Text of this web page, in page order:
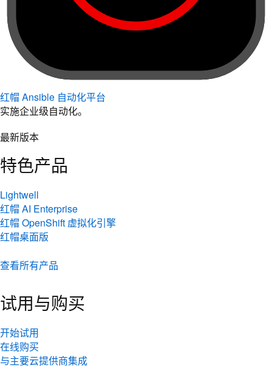
红帽 Ansible 自动化平台
实施企业级自动化。
最新版本
特色产品
Lightwell
红帽 AI Enterprise
红帽 OpenShift 虚拟化引擎
红帽桌面版
查看所有产品
试用与购买
开始试用
在线购买
与主要云提供商集成